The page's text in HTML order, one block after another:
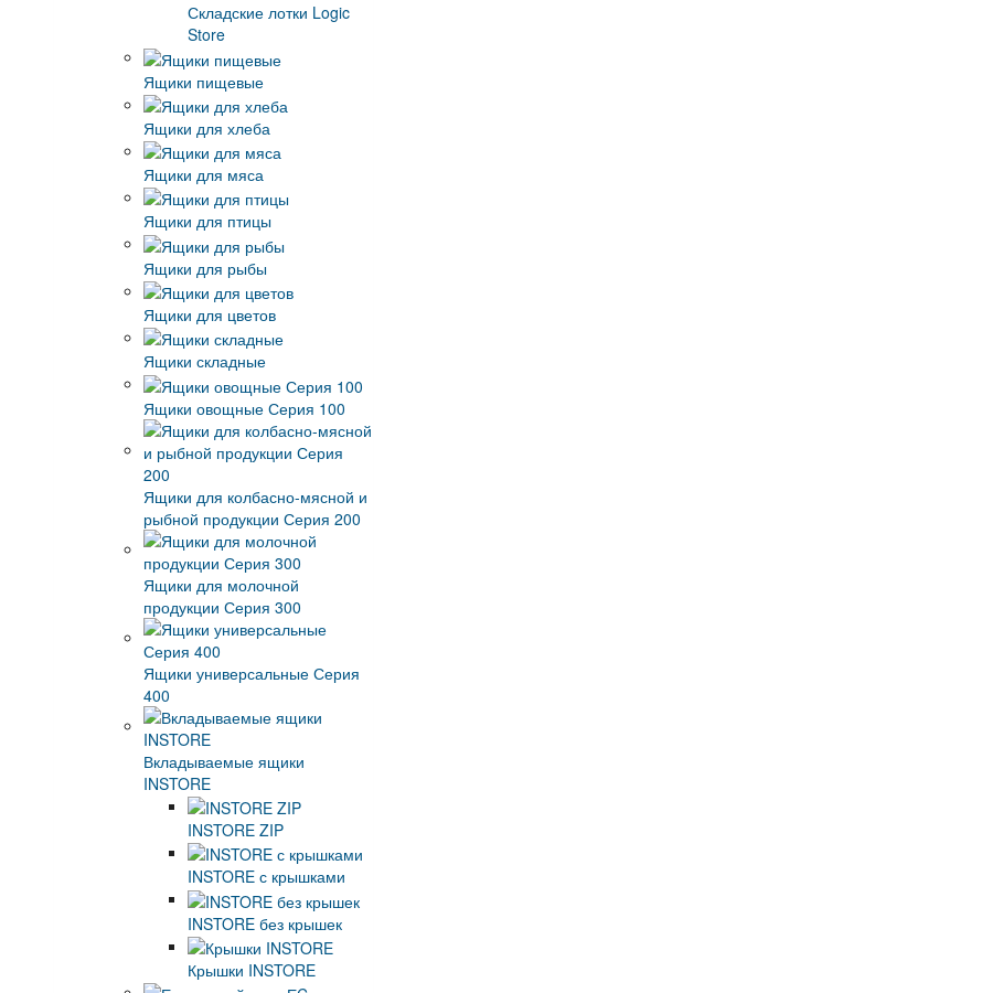
Складские лотки Logic
Store
Ящики пищевые
Ящики для хлеба
Ящики для мяса
Ящики для птицы
Ящики для рыбы
Ящики для цветов
Ящики складные
Ящики овощные Серия 100
Ящики для колбасно-мясной и
рыбной продукции Серия 200
Ящики для молочной
продукции Серия 300
Ящики универсальные Серия
400
Вкладываемые ящики
INSTORE
INSTORE ZIP
INSTORE с крышками
INSTORE без крышек
Крышки INSTORE